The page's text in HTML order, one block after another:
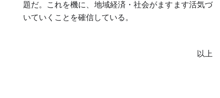
題だ。これを機に、地域経済・社会がますます活気づ
いていくことを確信している。
以上